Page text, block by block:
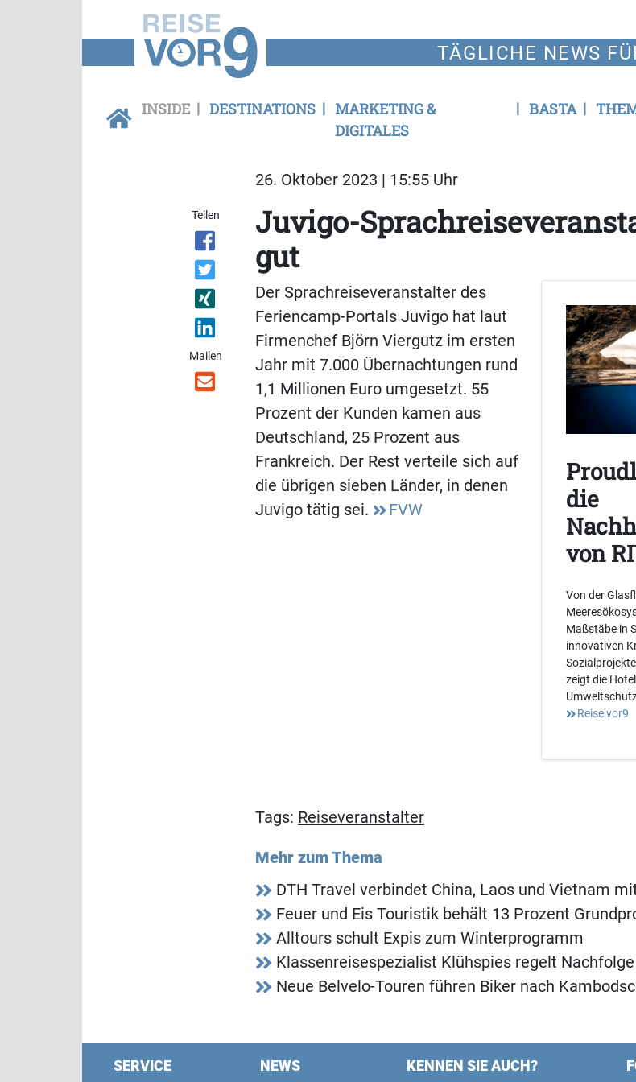
TÄGLICHE NEWS
INSIDE DESTINATIONS
MARKETING &
DIGITALES
BASTA
26. Oktober 2023 | 15:55 Uhr
Teilen
Mailen
Juvigo-
gut
die
von
Von der
Maßstäbe in
innovativen
zeigt die
Reise vor9
Der Sprachreiseveranstalter des
Feriencamp-Portals Juvigo hat laut
Firmenchef Björn Viergutz im ersten
Jahr mit 7.000 Übernachtungen rund
1,1 Millionen Euro umgesetzt. 55
Prozent der Kunden kamen aus
Deutschland, 25 Prozent aus
Frankreich. Der Rest verteile sich auf
die übrigen sieben Länder, in denen
Juvigo tätig sei.
FVW
Tags: Reiseveranstalter
Mehr zum Thema
DTH Travel verbindet China, Laos und Vietnam
Feuer und Eis Touristik behält 13 Prozent
Alltours schult Expis zum Winterprogramm
Klassenreisespezialist Klühspies regelt Nachfolge
Neue Belvelo-Touren führen Biker nach
SERVICE NEWS KENNEN SIE AUCH?